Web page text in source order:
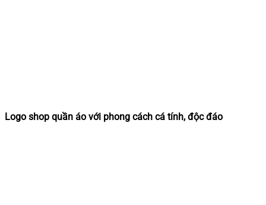
Logo shop quần áo với phong cách cá tính, độc đáo